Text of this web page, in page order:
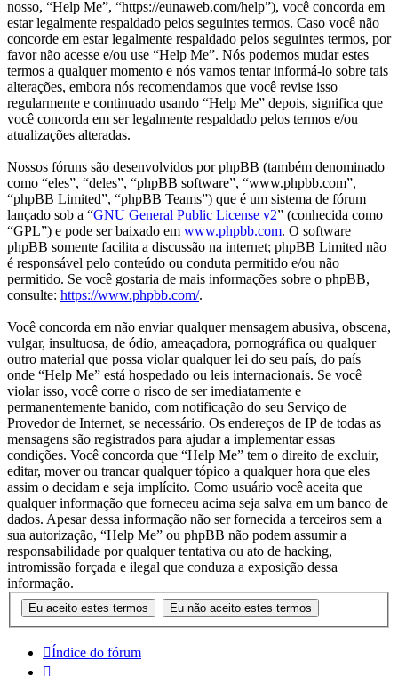
nosso, “Help Me”, “https://eunaweb.com/help”), você concorda em
estar legalmente respaldado pelos seguintes termos. Caso você não
concorde em estar legalmente respaldado pelos seguintes termos, por
favor não acesse e/ou use “Help Me”. Nós podemos mudar estes
termos a qualquer momento e nós vamos tentar informá-lo sobre tais
alterações, embora nós recomendamos que você revise isso
regularmente e continuado usando “Help Me” depois, significa que
você concorda em ser legalmente respaldado pelos termos e/ou
atualizações alteradas.
Nossos fóruns são desenvolvidos por phpBB (também denominado
como “eles”, “deles”, “phpBB software”, “www.phpbb.com”,
“phpBB Limited”, “phpBB Teams”) que é um sistema de fórum
lançado sob a “GNU General Public License v2” (conhecida como
“GPL”) e pode ser baixado em www.phpbb.com. O software
phpBB somente facilita a discussão na internet; phpBB Limited não
é responsável pelo conteúdo ou conduta permitido e/ou não
permitido. Se você gostaria de mais informações sobre o phpBB,
consulte: https://www.phpbb.com/.
Você concorda em não enviar qualquer mensagem abusiva, obscena,
vulgar, insultuosa, de ódio, ameaçadora, pornográfica ou qualquer
outro material que possa violar qualquer lei do seu país, do país
onde “Help Me” está hospedado ou leis internacionais. Se você
violar isso, você corre o risco de ser imediatamente e
permanentemente banido, com notificação do seu Serviço de
Provedor de Internet, se necessário. Os endereços de IP de todas as
mensagens são registrados para ajudar a implementar essas
condições. Você concorda que “Help Me” tem o direito de excluir,
editar, mover ou trancar qualquer tópico a qualquer hora que eles
assim o decidam e seja implícito. Como usuário você aceita que
qualquer informação que forneceu acima seja salva em um banco de
dados. Apesar dessa informação não ser fornecida a terceiros sem a
sua autorização, “Help Me” ou phpBB não podem assumir a
responsabilidade por qualquer tentativa ou ato de hacking,
intromissão forçada e ilegal que conduza a exposição dessa
informação.
Índice do fórum